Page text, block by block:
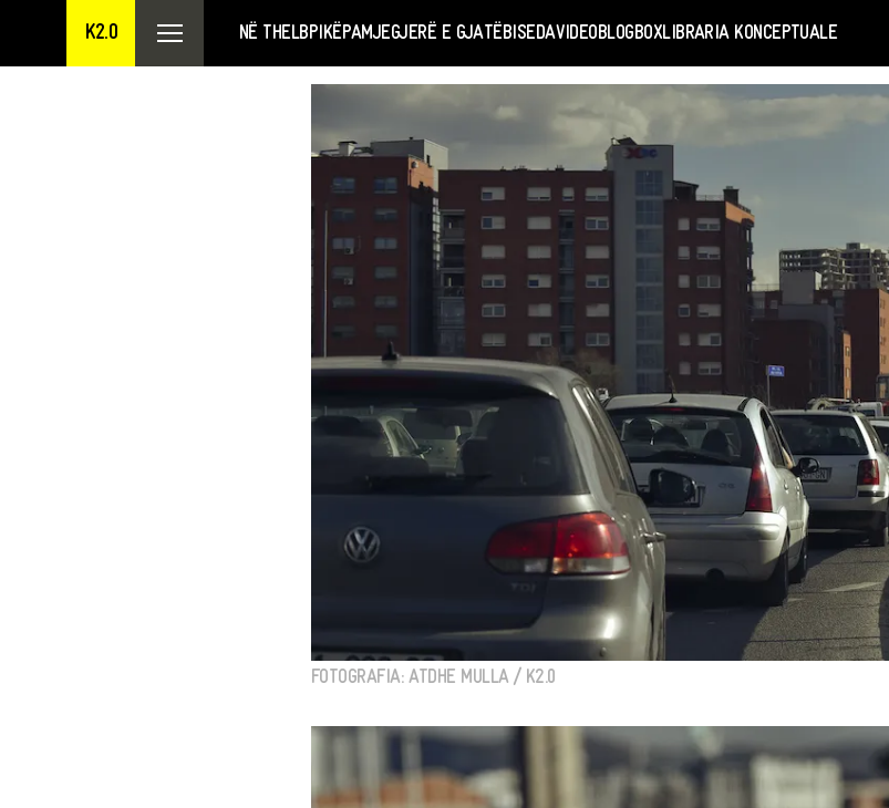
K2.0 NË THELBPIKËPAMJEGJERË E GJATËBISEDAVIDEOBLOGBOXLIBRARIA KONCEPTUALE
FOTOGRAFIA: ATDHE MULLA / K2.0